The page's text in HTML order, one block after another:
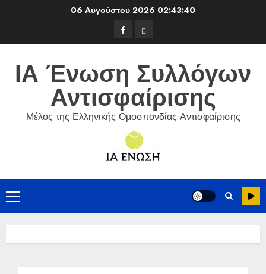
06 Αυγούστου 2026 02:43:40
Facebook
ΕΦΟΑ
Τένις
ΙΑ Ένωση Συλλόγων
Αντισφαίρισης
Μέλος της Ελληνικής Ομοσπονδίας Αντισφαίρισης
Primary
Menu